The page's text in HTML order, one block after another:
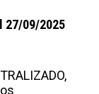
27/09/2025